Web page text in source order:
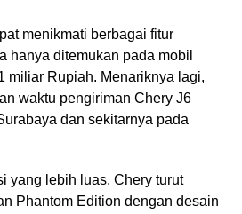
menikmati berbagai fitur
hanya ditemukan pada mobil
miliar Rupiah. Menariknya lagi,
waktu pengiriman Chery J6
dan sekitarnya pada
yang lebih luas, Chery turut
Phantom Edition dengan desain